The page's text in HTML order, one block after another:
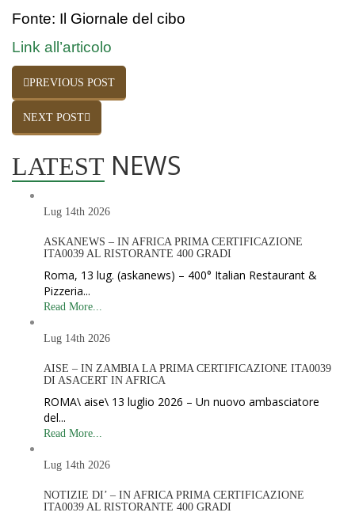
Fonte: Il Giornale del cibo
Link all’articolo
PREVIOUS POST
NEXT POST
LATEST NEWS
Lug 14th 2026
ASKANEWS – IN AFRICA PRIMA CERTIFICAZIONE
ITA0039 AL RISTORANTE 400 GRADI
Roma, 13 lug. (askanews) – 400° Italian Restaurant &
Pizzeria...
Read More...
Lug 14th 2026
AISE – IN ZAMBIA LA PRIMA CERTIFICAZIONE ITA0039
DI ASACERT IN AFRICA
ROMA\ aise\ 13 luglio 2026 – Un nuovo ambasciatore
del...
Read More...
Lug 14th 2026
NOTIZIE DI’ – IN AFRICA PRIMA CERTIFICAZIONE
ITA0039 AL RISTORANTE 400 GRADI